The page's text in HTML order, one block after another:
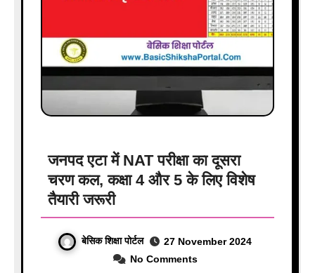
जनपद एटा में NAT परीक्षा का दूसरा
चरण कल, कक्षा 4 और 5 के लिए विशेष
तैयारी जरूरी
बेसिक शिक्षा पोर्टल
27 November 2024
No Comments